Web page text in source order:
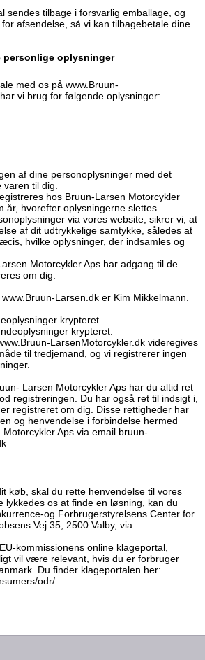
sendes tilbage i forsvarlig emballage, og
afsendelse, så vi kan tilbagebetale dine
personlige oplysninger
med os på www.Bruun-
vi brug for følgende oplysninger:
af dine personoplysninger med det
til dig.
hos Bruun-Larsen Motorcykler
år, hvorefter oplysningerne slettes.
via vores website, sikrer vi, at
af dit udtrykkelige samtykke, således at
hvilke oplysninger, der indsamles og
Motorcykler Aps har adgang til de
om dig.
Larsen.dk er Kim Mikkelmann.
krypteret.
krypteret.
LarsenMotorcykler.dk videregives
til tredjemand, og vi registrerer ingen
Larsen Motorcykler Aps har du altid ret
registreringen. Du har også ret til indsigt i,
registreret om dig. Disse rettigheder har
og henvendelse i forbindelse hermed
Aps via email bruun-
køb, skal du rette henvendelse til vores
lykkedes os at finde en løsning, kan du
og Forbrugerstyrelsens Center for
Vej 35, 2500 Valby, via
kommissionens online klageportal,
vil være relevant, hvis du er forbruger
Du finder klageportalen her:
odr/